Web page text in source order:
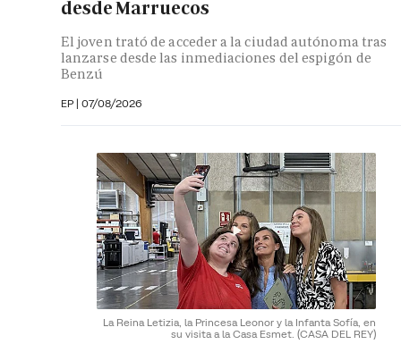
desde Marruecos
El joven trató de acceder a la ciudad autónoma tras
lanzarse desde las inmediaciones del espigón de
Benzú
EP | 07/08/2026
La Reina Letizia, la Princesa Leonor y la Infanta Sofía, en
su visita a la Casa Esmet. (CASA DEL REY)